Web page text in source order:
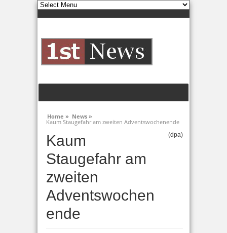
Home » News »
Kaum Staugefahr am zweiten Adventswochenende
Kaum
Staugefahr am
zweiten
Adventswochen
ende
(dpa)